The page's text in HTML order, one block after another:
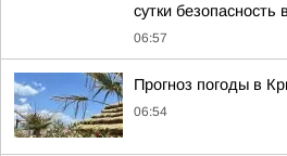
сутки безопасность
06:57
Прогноз погоды в
06:54